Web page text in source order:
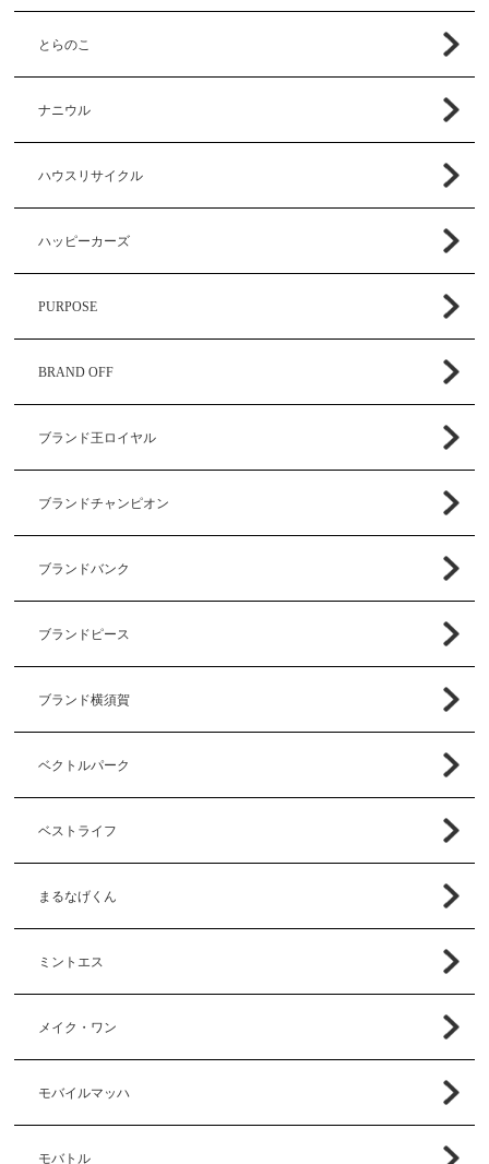
とらのこ
ナニウル
ハウスリサイクル
ハッピーカーズ
PURPOSE
BRAND OFF
ブランド王ロイヤル
ブランドチャンピオン
ブランドバンク
ブランドピース
ブランド横須賀
ベクトルパーク
ベストライフ
まるなげくん
ミントエス
メイク・ワン
モバイルマッハ
モバトル